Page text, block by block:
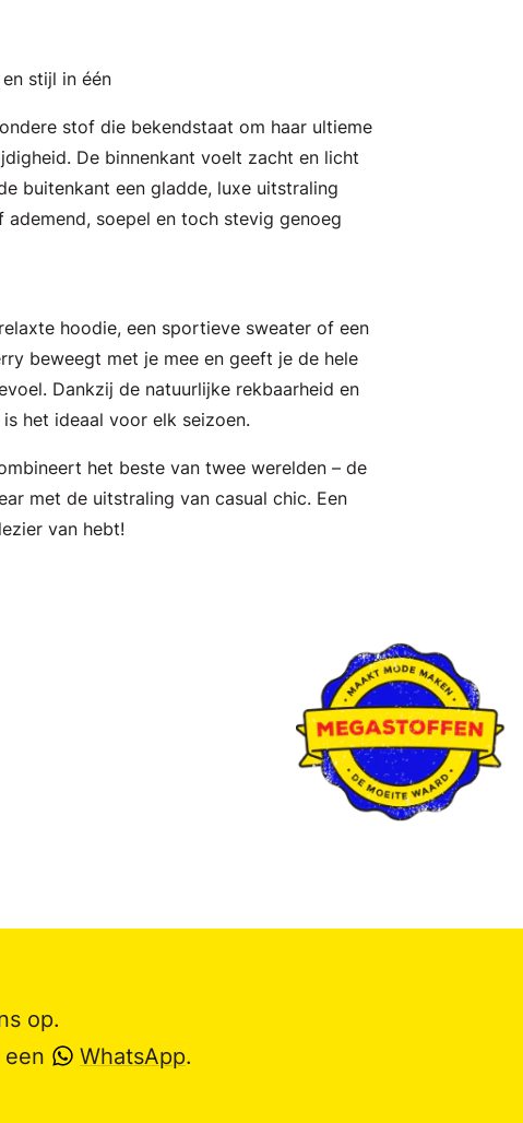
stijl in één
stof die bekendstaat om haar ultieme
De binnenkant voelt zacht en licht
buitenkant een gladde, luxe uitstraling
soepel en toch stevig genoeg
hoodie, een sportieve sweater of een
beweegt met je mee en geeft je de hele
Dankzij de natuurlijke rekbaarheid en
het ideaal voor elk seizoen.
het beste van twee werelden – de
met de uitstraling van casual chic. Een
van hebt!
op.
WhatsApp.